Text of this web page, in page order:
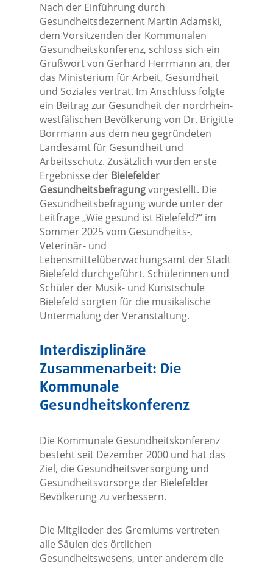
Nach der Einführung durch
Gesundheitsdezernent Martin Adamski,
dem Vorsitzenden der Kommunalen
Gesundheitskonferenz, schloss sich ein
Grußwort von Gerhard Herrmann an, der
das Ministerium für Arbeit, Gesundheit
und Soziales vertrat. Im Anschluss folgte
ein Beitrag zur Gesundheit der nordrhein-
westfälischen Bevölkerung von Dr. Brigitte
Borrmann aus dem neu gegründeten
Landesamt für Gesundheit und
Arbeitsschutz. Zusätzlich wurden erste
Ergebnisse der Bielefelder
Gesundheitsbefragungvorgestellt. Die
Gesundheitsbefragung wurde unter der
Leitfrage „Wie gesund ist Bielefeld?“ im
Sommer 2025 vom Gesundheits-,
Veterinär- und
Lebensmittelüberwachungsamt der Stadt
Bielefeld durchgeführt. Schülerinnen und
Schüler der Musik- und Kunstschule
Bielefeld sorgten für die musikalische
Untermalung der Veranstaltung.
Interdisziplinäre
Zusammenarbeit: Die
Kommunale
Gesundheitskonferenz
Die Kommunale Gesundheitskonferenz
besteht seit Dezember 2000 und hat das
Ziel, die Gesundheitsversorgung und
Gesundheitsvorsorge der Bielefelder
Bevölkerung zu verbessern.
Die Mitglieder des Gremiums vertreten
alle Säulen des örtlichen
Gesundheitswesens, unter anderem die